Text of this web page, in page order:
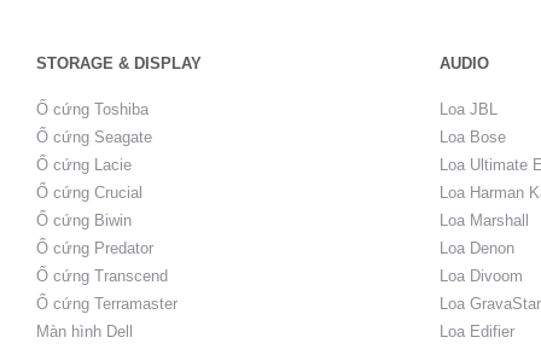
STORAGE & DISPLAY AUDIO
Ổ cứng Toshiba
Ổ cứng Seagate
Ổ cứng Lacie
Ổ cứng Crucial
Ổ cứng Biwin
Ổ cứng Predator
Ổ cứng Transcend
Ổ cứng Terramaster
Màn hình Dell
Loa JBL
Loa Bose
Loa Ultimate
Loa Harman
Loa Marshall
Loa Denon
Loa Divoom
Loa GravaStar
Loa Edifier